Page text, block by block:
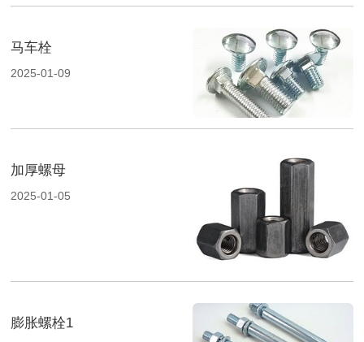
马车栓
2025-01-09
加厚螺母
2025-01-05
膨胀螺栓1